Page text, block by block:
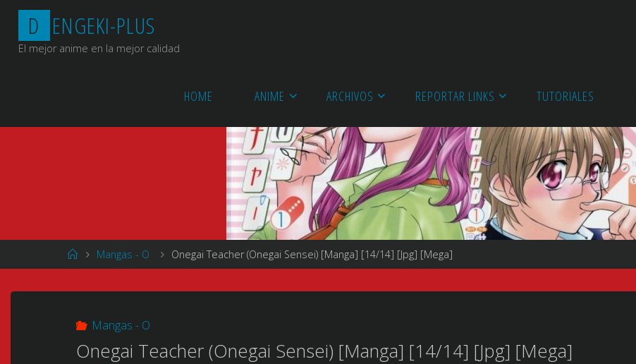
Saltar
contenido
D ENGEKI-PLUS
El mejor anime en la mejor calidad
HOME ANIME ARCHIVOS REPORTAR LINKS TUTORIALES
Página
de
Mangas - O Onegai Teacher (Onegai Sensei) [Manga] [14/14] [Jpg] [Mega]
Mangas - O
Onegai Teacher (Onegai Sensei) [Manga] [14/14] [Jpg] [Mega]